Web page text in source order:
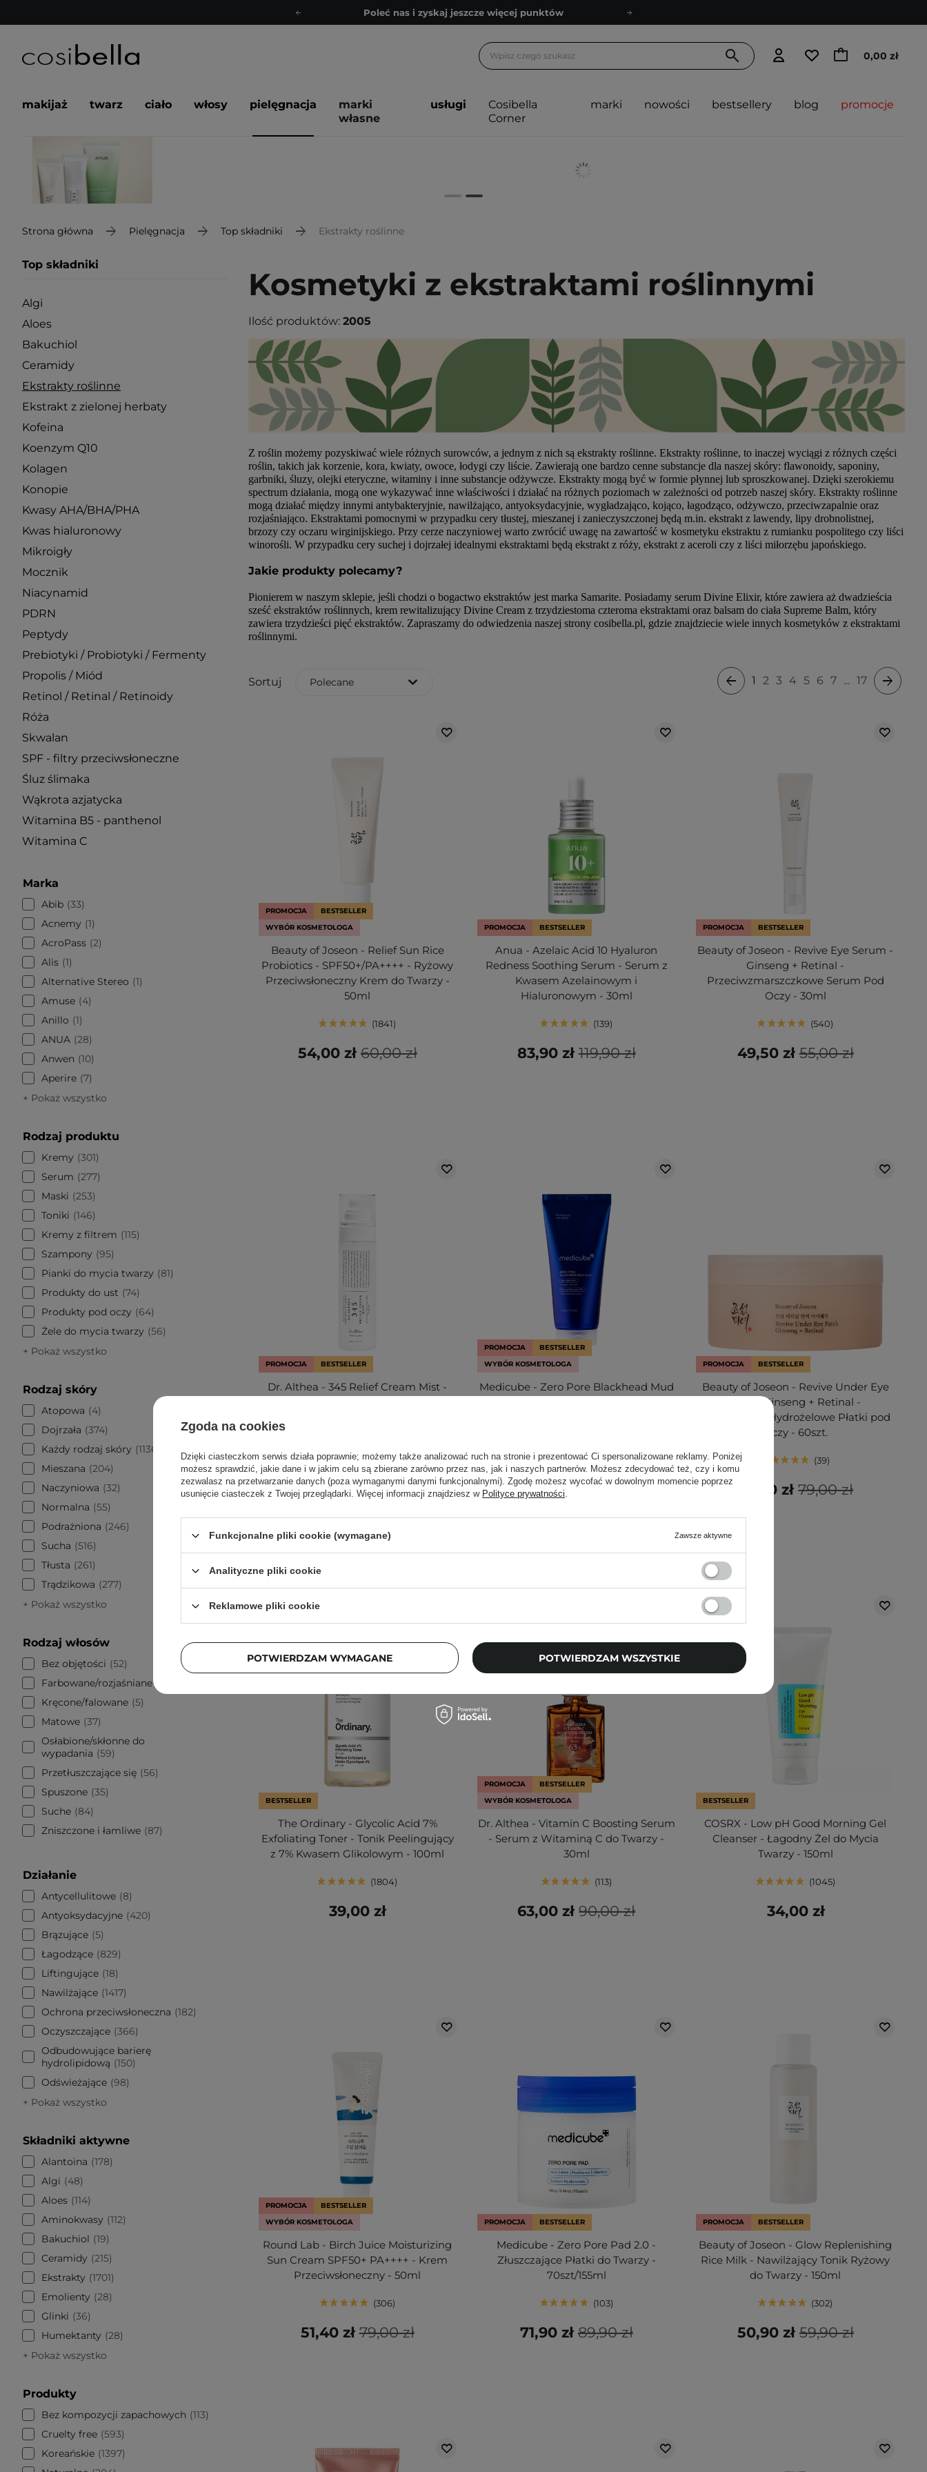
Poleć nas i zyskaj jeszcze więcej punktów
Bezpłatne konsultacje kosmetologiczne
Poleć nas i zyskaj jeszcze więcej punktów
0,00 zł
makijaż twarz ciało włosy pielęgnacja
marki
własne
usługi
Cosibella
Corner
marki nowości bestsellery blog promocje
Strona główna Pielęgnacja Top składniki Ekstrakty roślinne
Top składniki
Algi
Aloes
Bakuchiol
Ceramidy
Ekstrakty roślinne
Ekstrakt z zielonej herbaty
Kofeina
Koenzym Q10
Kolagen
Konopie
Kwasy AHA/BHA/PHA
Kwas hialuronowy
Mikroigły
Mocznik
Niacynamid
PDRN
Peptydy
Prebiotyki / Probiotyki / Fermenty
Propolis / Miód
Retinol / Retinal / Retinoidy
Róża
Skwalan
SPF - filtry przeciwsłoneczne
Śluz ślimaka
Wąkrota azjatycka
Witamina B5 - panthenol
Witamina C
Marka
Abib 33
Acnemy
1
AcroPass 2
Alis 1
Alternative Stereo
1
Amuse
4
Anillo
1
ANUA 28
Anwen
10
Aperire 7
+ Pokaż wszystko
Rodzaj produktu
Kremy
301
Serum
277
Maski
253
Toniki
146
Kremy z filtrem
115
Szampony
95
Pianki do mycia twarzy
81
Produkty do ust
74
Produkty pod oczy
64
Żele do mycia twarzy
56
+ Pokaż wszystko
Rodzaj skóry
Atopowa
4
Dojrzała
374
Każdy rodzaj skóry
1136
Mieszana
204
Naczyniowa
32
Normalna
55
Podrażniona
246
Sucha
516
Tłusta
261
Trądzikowa
277
+ Pokaż wszystko
Rodzaj włosów
Bez objętości
52
Farbowane/rozjaśniane
Kręcone/falowane 5
Matowe 37
Osłabione/skłonne do
wypadania
59
Przetłuszczające się 56
Spuszone 35
Suche 84
Zniszczone i łamliwe 87
Działanie
Antycellulitowe 8
Antyoksydacyjne
420
Brązujące 5
Łagodzące 829
Liftingujące 18
Nawilżające 1417
Ochrona przeciwsłoneczna
182
Oczyszczające 366
Odbudowujące barierę
hydrolipidową
150
Odświeżające 98
+ Pokaż wszystko
Składniki aktywne
Alantoina
178
Algi
48
Aloes 114
Aminokwasy
112
Bakuchiol
19
Ceramidy
215
Ekstrakty
1701
Emolienty
28
Glinki
36
Humektanty
28
+ Pokaż wszystko
Produkty
Bez kompozycji zapachowych
113
Cruelty free 593
Koreańskie 1397
Kosmetyki z ekstraktami roślinnymi
Ilość produktów: 2005
Z roślin możemy pozyskiwać wiele różnych surowców, a jednym z nich są ekstrakty roślinne. Ekstrakty roślinne, to inaczej wyciągi z różnych części
roślin, takich jak korzenie, kora, kwiaty, owoce, łodygi czy liście. Zawierają one bardzo cenne substancje dla naszej skóry: flawonoidy, saponiny,
garbniki, śluzy, olejki eteryczne, witaminy i inne substancje odżywcze. Ekstrakty mogą być w formie płynnej lub sproszkowanej. Dzięki szerokiemu
spectrum działania, mogą one wykazywać inne właściwości i działać na różnych poziomach w zależności od potrzeb naszej skóry. Ekstrakty roślinne
mogą działać między innymi antybakteryjnie, nawilżająco, antyoksydacyjnie, wygładzająco, kojąco, łagodząco, odżywczo, przeciwzapalnie oraz
rozjaśniająco. Ekstraktami pomocnymi w przypadku cery tłustej, mieszanej i zanieczyszczonej będą m.in. ekstrakt z lawendy, lipy drobnolistnej,
brzozy czy oczaru wirginijskiego. Przy cerze naczyniowej warto zwrócić uwagę na zawartość w kosmetyku ekstraktu z rumianku pospolitego czy liści
winorośli. W przypadku cery suchej i dojrzałej idealnymi ekstraktami będą ekstrakt z róży, ekstrakt z aceroli czy z liści miłorzębu japońskiego.
Jakie produkty polecamy?
Pionierem w naszym sklepie, jeśli chodzi o bogactwo ekstraktów jest marka Samarite. Posiadamy serum Divine Elixir, które zawiera aż dwadzieścia
sześć ekstraktów roślinnych, krem rewitalizujący Divine Cream z trzydziestoma czteroma ekstraktami oraz balsam do ciała Supreme Balm, który
zawiera trzydzieści pięć ekstraktów. Zapraszamy do odwiedzenia naszej strony cosibella.pl, gdzie znajdziecie wiele innych kosmetyków z ekstraktami
roślinnymi.
Sortuj Polecane 1 2 3 4 5 6 7 ... 17
PROMOCJA
BESTSELLER
WYBÓR KOSMETOLOGA
Beauty of Joseon - Relief Sun Rice
Probiotics - SPF50+/PA++++ - Ryżowy
Przeciwsłoneczny Krem do Twarzy -
50ml
1841
60,00 zł
54,00 zł
PROMOCJA BESTSELLER
Anua - Azelaic Acid 10 Hyaluron
Redness Soothing Serum - Serum z
Kwasem Azelainowym i
Hialuronowym - 30ml
139
119,90 zł
83,90 zł
PROMOCJA BESTSELLER
Beauty of Joseon - Revive Eye Serum -
Ginseng + Retinal -
Przeciwzmarszczkowe Serum Pod
Oczy - 30ml
540
55,00 zł
49,50 zł
PROMOCJA BESTSELLER
Dr. Althea - 345 Relief Cream Mist -
43
99,00 zł
64,40 zł
PROMOCJA
BESTSELLER
WYBÓR KOSMETOLOGA
Medicube - Zero Pore Blackhead Mud
87
64,90 zł
58,40 zł
PROMOCJA BESTSELLER
Beauty of Joseon - Revive Under Eye
Patch Ginseng + Retinal -
Ujędrniające Hydrożelowe Płatki pod
Oczy - 60szt.
39
79,00 zł
59,30 zł
BESTSELLER
The Ordinary - Glycolic Acid 7%
Exfoliating Toner - Tonik Peelingujący
z 7% Kwasem Glikolowym - 100ml
1804
39,00 zł
PROMOCJA
BESTSELLER
WYBÓR KOSMETOLOGA
Dr. Althea - Vitamin C Boosting Serum
- Serum z Witaminą C do Twarzy -
30ml
113
90,00 zł
63,00 zł
BESTSELLER
COSRX - Low pH Good Morning Gel
Cleanser - Łagodny Żel do Mycia
Twarzy - 150ml
1045
34,00 zł
PROMOCJA
BESTSELLER
WYBÓR KOSMETOLOGA
Round Lab - Birch Juice Moisturizing
Sun Cream SPF50+ PA++++ - Krem
Przeciwsłoneczny - 50ml
306
79,00 zł
51,40 zł
PROMOCJA BESTSELLER
Medicube - Zero Pore Pad 2.0 -
Złuszczające Płatki do Twarzy -
70szt/155ml
103
89,90 zł
71,90 zł
PROMOCJA BESTSELLER
Beauty of Joseon - Glow Replenishing
Rice Milk - Nawilżający Tonik Ryżowy
do Twarzy - 150ml
302
59,90 zł
50,90 zł
Zgoda na cookies
Dzięki ciasteczkom serwis działa poprawnie; możemy także analizować ruch na stronie i prezentować Ci spersonalizowane reklamy. Poniżej
możesz sprawdzić, jakie dane i w jakim celu są zbierane zarówno przez nas, jak i naszych partnerów. Możesz zdecydować też, czy i komu
zezwalasz na przetwarzanie danych (poza wymaganymi danymi funkcjonalnymi). Zgodę możesz wycofać w dowolnym momencie poprzez
usunięcie ciasteczek z Twojej przeglądarki. Więcej informacji znajdziesz w Polityce prywatności.
Funkcjonalne pliki cookie (wymagane) Zawsze aktywne
Analityczne pliki cookie
Reklamowe pliki cookie
POTWIERDZAM WYMAGANE POTWIERDZAM WSZYSTKIE